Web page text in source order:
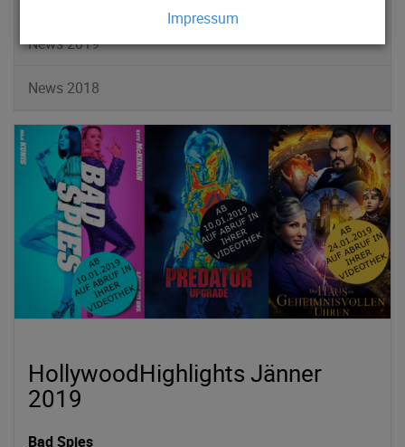
HollywoodHighlights Jänner
2019
Bad Spies
News 2019
News 2018
Impressum